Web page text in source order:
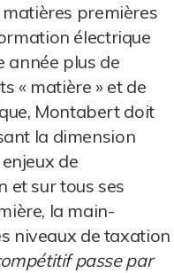
premières
électrique
année plus de
« matière » et de
Montabert doit
la dimension
de
et sur tous ses
la main-
niveaux de taxation
passe par